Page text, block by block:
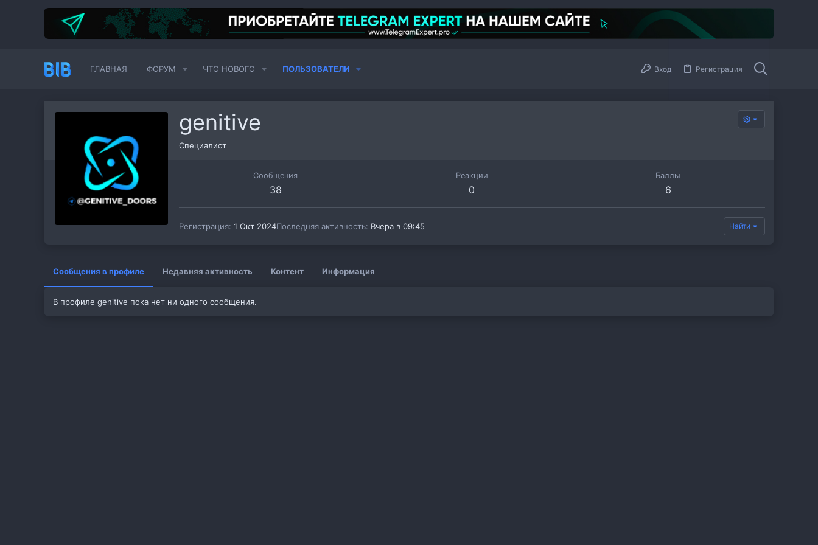
ГЛАВНАЯ ФОРУМ ЧТО НОВОГО ПОЛЬЗОВАТЕЛИ Вход Регистрация
genitive
Специалист
Сообщения
38
Реакции
0
Баллы
6
Регистрация 1 Окт 2024Последняя активность Вчера в 09:45 Найти
Сообщения в профиле Недавняя активность Контент Информация
В профиле genitive пока нет ни одного сообщения.